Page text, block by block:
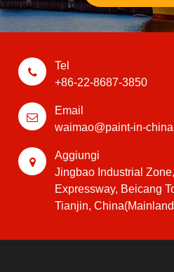
Tel
+86-22-8687-3850
Email
waimao@paint-in-
Aggiungi
Jingbao Industrial
Expressway, Beicang
Tianjin,